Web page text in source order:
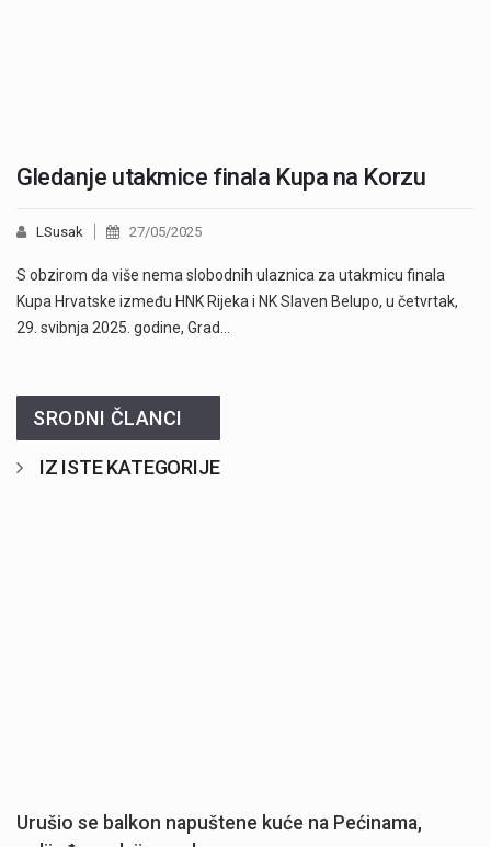
Gledanje utakmice finala Kupa na Korzu
LSusak 27/05/2025
S obzirom da više nema slobodnih ulaznica za utakmicu finala
Kupa Hrvatske između HNK Rijeka i NK Slaven Belupo, u četvrtak,
29. svibnja 2025. godine, Grad…
SRODNI ČLANCI
IZ ISTE KATEGORIJE
Urušio se balkon napuštene kuće na Pećinama,